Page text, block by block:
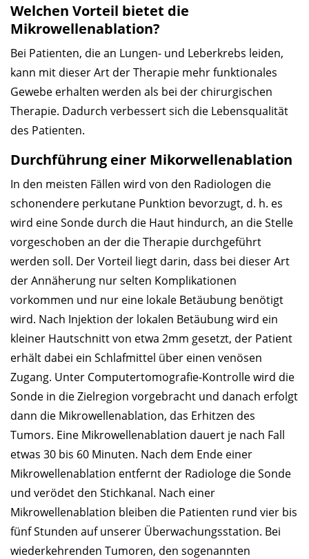
Welchen Vorteil bietet die
Mikrowellenablation?
Bei Patienten, die an Lungen- und Leberkrebs leiden,
kann mit dieser Art der Therapie mehr funktionales
Gewebe erhalten werden als bei der chirurgischen
Therapie. Dadurch verbessert sich die Lebensqualität
des Patienten.
Durch­füh­rung ei­ner Mikorwellenablation
In den meisten Fällen wird von den Radiologen die
schonendere perkutane Punktion bevorzugt, d. h. es
wird eine Sonde durch die Haut hindurch, an die Stelle
vorgeschoben an der die Therapie durchgeführt
werden soll. Der Vorteil liegt darin, dass bei dieser Art
der Annäherung nur selten Komplikationen
vorkommen und nur eine lokale Betäubung benötigt
wird. Nach Injektion der lokalen Betäubung wird ein
kleiner Hautschnitt von etwa 2mm gesetzt, der Patient
erhält dabei ein Schlafmittel über einen venösen
Zugang. Unter Computertomografie-Kontrolle wird die
Sonde in die Zielregion vorgebracht und danach erfolgt
dann die Mikrowellenablation, das Erhitzen des
Tumors. Eine Mikrowellenablation dauert je nach Fall
etwas 30 bis 60 Minuten. Nach dem Ende einer
Mikrowellenablation entfernt der Radiologe die Sonde
und verödet den Stichkanal. Nach einer
Mikrowellenablation bleiben die Patienten rund vier bis
fünf Stunden auf unserer Überwachungsstation. Bei
wiederkehrenden Tumoren, den sogenannten